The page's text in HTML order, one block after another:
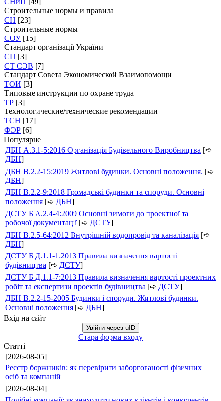
СНиП [49]
Строительные нормы и правила
СН [23]
Строительные нормы
СОУ [15]
Стандарт організації України
СП [3]
СТ СЭВ [7]
Стандарт Совета Экономической Взаимопомощи
ТОИ [3]
Типовые инструкции по охране труда
ТР [3]
Технологические/технические рекомендации
ТСН [17]
ФЭР [6]
Популярне
ДБН А.3.1-5:2016 Організація Будівельного Виробництва [➪
ДБН]
ДБН В.2.2-15:2019 Житлові будинки. Основні положення. [➪
ДБН]
ДБН В.2.2-9:2018 Громадські будинки та споруди. Основні
положення [➪ ДБН]
ДСТУ Б А.2.4-4:2009 Основні вимоги до проектної та
робочої документації[➪ ДСТУ]
ДБН В.2.5-64:2012 Внутрішній водопровід та каналізація [➪
ДБН]
ДСТУ Б Д.1.1-1:2013 Правила визначення вартості
будівництва [➪ ДСТУ]
ДСТУ Б Д.1.1-7:2013 Правила визначення вартості проектних
робіт та експертизи проектів будівництва [➪ ДСТУ]
ДБН В.2.2-15-2005 Будинки і споруди. Житлові будинки.
Основні положення [➪ ДБН]
Вхід на сайт
Увійти через uID
Стара форма входу
Статті
[2026-08-05]
Реєстр боржників: як перевірити заборгованості фізичних
осіб та компаній
[2026-08-04]